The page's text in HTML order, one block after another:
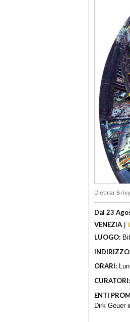
Dietmar Brixy,
Dal 23
VENEZIA |
LUOGO:
ORARI:
CURATORI:
ENTI
Dirk Geuer